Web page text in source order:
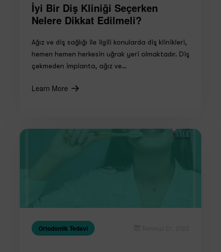
İyi Bir Diş Kliniği Seçerken
Nelere Dikkat Edilmeli?
Ağız ve diş sağlığı ile ilgili konularda diş klinikleri,
hemen hemen herkesin uğrak yeri olmaktadır. Diş
çekmeden implanta, ağız ve…
Learn More
Ortodontik Tedavi